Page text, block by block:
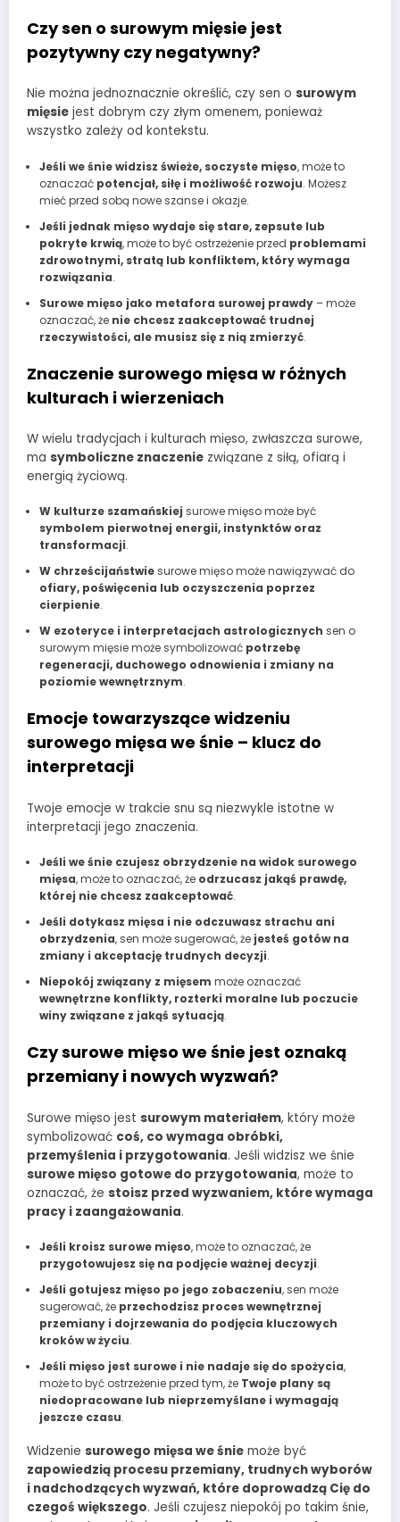
Czy sen o surowym mięsie jest
pozytywny czy negatywny?
Nie można jednoznacznie określić, czy sen o surowym
mięsie jest dobrym czy złym omenem, ponieważ
wszystko zależy od kontekstu.
Jeśli we śnie widzisz świeże, soczyste mięso, może to
oznaczać potencjał, siłę i możliwość rozwoju. Możesz
mieć przed sobą nowe szanse i okazje.
Jeśli jednak mięso wydaje się stare, zepsute lub
pokryte krwią, może to być ostrzeżenie przed problemami
zdrowotnymi, stratą lub konfliktem, który wymaga
rozwiązania.
Surowe mięso jako metafora surowej prawdy– może
oznaczać, że nie chcesz zaakceptować trudnej
rzeczywistości, ale musisz się z nią zmierzyć.
Znaczenie surowego mięsa w różnych
kulturach i wierzeniach
W wielu tradycjach i kulturach mięso, zwłaszcza surowe,
ma symboliczne znaczenie związane z siłą, ofiarą i
energią życiową.
W kulturze szamańskiej surowe mięso może być
symbolem pierwotnej energii, instynktów oraz
transformacji.
W chrześcijaństwiesurowe mięso może nawiązywać do
ofiary, poświęcenia lub oczyszczenia poprzez
cierpienie.
W ezoteryce i interpretacjach astrologicznych sen o
surowym mięsie może symbolizować potrzebę
regeneracji, duchowego odnowienia i zmiany na
poziomie wewnętrznym.
Emocje towarzyszące widzeniu
surowego mięsa we śnie – klucz do
interpretacji
Twoje emocje w trakcie snu są niezwykle istotne w
interpretacji jego znaczenia.
Jeśli we śnie czujesz obrzydzenie na widok surowego
mięsa, może to oznaczać, że odrzucasz jakąś prawdę,
której nie chcesz zaakceptować.
Jeśli dotykasz mięsa i nie odczuwasz strachu ani
obrzydzenia, sen może sugerować, że jesteś gotów na
zmiany i akceptację trudnych decyzji.
Niepokój związany z mięsem może oznaczać
wewnętrzne konflikty, rozterki moralne lub poczucie
winy związane z jakąś sytuacją.
Czy surowe mięso we śnie jest oznaką
przemiany i nowych wyzwań?
Surowe mięso jest surowym materiałem, który może
symbolizować coś, co wymaga obróbki,
przemyślenia i przygotowania. Jeśli widzisz we śnie
surowe mięso gotowe do przygotowania, może to
oznaczać, że stoisz przed wyzwaniem, które wymaga
pracy i zaangażowania.
Jeśli kroisz surowe mięso, może to oznaczać, że
przygotowujesz się na podjęcie ważnej decyzji.
Jeśli gotujesz mięso po jego zobaczeniu, sen może
sugerować, że przechodzisz proces wewnętrznej
przemiany i dojrzewania do podjęcia kluczowych
kroków w życiu.
Jeśli mięso jest surowe i nie nadaje się do spożycia,
może to być ostrzeżenie przed tym, że Twoje plany są
niedopracowane lub nieprzemyślane i wymagają
jeszcze czasu.
Widzenie surowego mięsa we śnie może być
zapowiedzią procesu przemiany, trudnych wyborów
i nadchodzących wyzwań, które doprowadzą Cię do
czegoś większego. Jeśli czujesz niepokój po takim śnie,